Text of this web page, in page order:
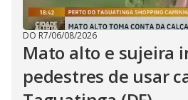
DO R7/06/08/2026
Mato alto e sujeira
pedestres de usar